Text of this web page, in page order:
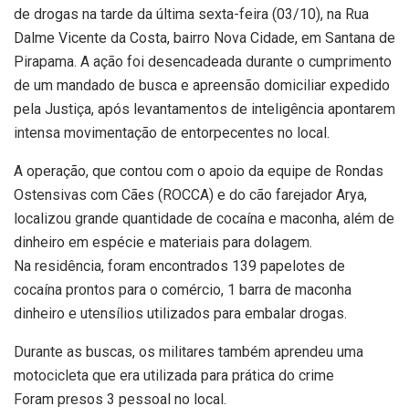
de drogas na tarde da última sexta-feira (03/10), na Rua
Dalme Vicente da Costa, bairro Nova Cidade, em Santana de
Pirapama. A ação foi desencadeada durante o cumprimento
de um mandado de busca e apreensão domiciliar expedido
pela Justiça, após levantamentos de inteligência apontarem
intensa movimentação de entorpecentes no local.
A operação, que contou com o apoio da equipe de Rondas
Ostensivas com Cães (ROCCA) e do cão farejador Arya,
localizou grande quantidade de cocaína e maconha, além de
dinheiro em espécie e materiais para dolagem.
Na residência, foram encontrados 139 papelotes de
cocaína prontos para o comércio, 1 barra de maconha
dinheiro e utensílios utilizados para embalar drogas.
Durante as buscas, os militares também aprendeu uma
motocicleta que era utilizada para prática do crime
Foram presos 3 pessoal no local.